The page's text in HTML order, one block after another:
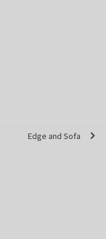
Edge and Sofa